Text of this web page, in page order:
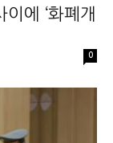
에 ‘화폐개
0